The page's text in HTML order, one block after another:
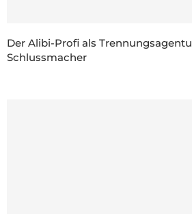
Der Alibi-Profi als
Schlussmacher